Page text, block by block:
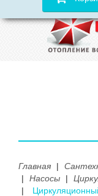
Главная |
|
Насосы |
|